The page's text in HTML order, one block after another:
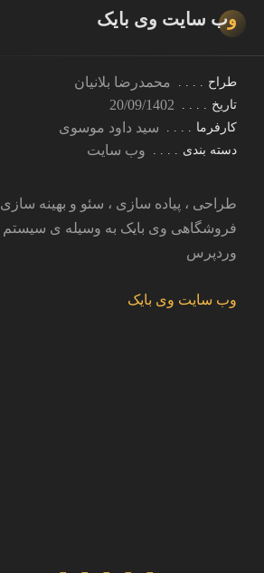
برنامه نویس پایتون
وب سایت وی بایک
طراح: محمدرضا بلانیان
تاریخ: 20/09/1402
کارفرما: سید داود موسوی
دسته بندی: وب سایت
طراحی ، پیاده سازی ، سئو و بهینه
فروشگاهی وی بایک به وسیله ی سیستم
وردپرس
وب سایت وی بایک